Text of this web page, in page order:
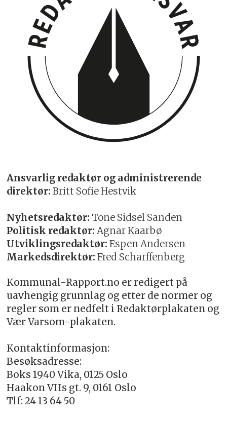
Ansvarlig redaktør og administrerende
direktør: Britt Sofie Hestvik
Nyhetsredaktør: Tone Sidsel Sanden
Politisk redaktør: Agnar Kaarbø
Utviklingsredaktør: Espen Andersen
Markedsdirektør: Fred Scharffenberg
Kommunal-Rapport.no er redigert på
uavhengig grunnlag og etter de normer og
regler som er nedfelt i Redaktørplakaten og
Vær Varsom-plakaten.
Kontaktinformasjon:
Besøksadresse:
Boks 1940 Vika, 0125 Oslo
Haakon VIIs gt. 9, 0161 Oslo
Tlf: 24 13 64 50